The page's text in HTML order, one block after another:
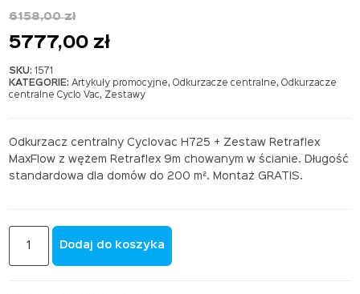
6158,00zł
Pierwotna
cena
wynosiła:
5777,00 złAktualna
wynosi:
SKU: 1571
KATEGORIE: Artykuły promocyjne, Odkurzacze centralne, Odkurzacze
centralne Cyclo Vac, Zestawy
Odkurzacz centralny Cyclovac H725 + Zestaw Retraflex
MaxFlow z wężem Retraflex 9m chowanym w ścianie. Długość
standardowa dla domów do 200 m². Montaż GRATIS.
ODKURZACZDodaj do koszyka